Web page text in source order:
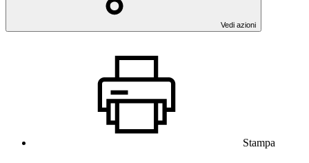
Vedi azioni
Stampa